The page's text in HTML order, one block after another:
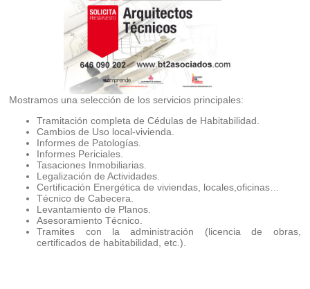
Mostramos una selección de los servicios principales:
Tramitación completa de Cédulas de Habitabilidad.
Cambios de Uso local-vivienda.
Informes de Patologías.
Informes Periciales.
Tasaciones Inmobiliarias.
Legalización de Actividades.
Certificación Energética de viviendas, locales,oficinas…
Técnico de Cabecera.
Levantamiento de Planos.
Asesoramiento Técnico.
Tramites con la administración (licencia de obras,
certificados de habitabilidad, etc.).